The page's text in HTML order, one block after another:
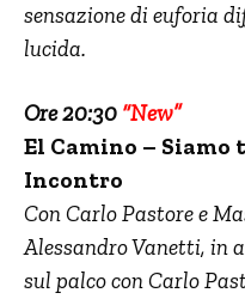
sensazione di euforia
lucida.
Ore 20:30 “New”
El Camino –
Incontro
Con Carlo Pastore e
Alessandro Vanetti, in
sul palco con Carlo